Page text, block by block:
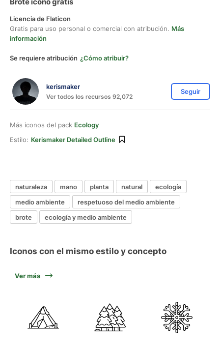
Licencia de Flaticon
Gratis para uso personal o comercial con atribución. Más
información
Se requiere atribución ¿Cómo atribuir?
kerismaker
Ver todos los recursos 92,072
Seguir
Más iconos del pack Ecology
Estilo: Kerismaker Detailed Outline
naturaleza mano planta natural
ecología
medio ambiente
respetuoso del medio ambiente
brote
ecología y medio ambiente
Iconos con el mismo estilo y concepto
Ver más